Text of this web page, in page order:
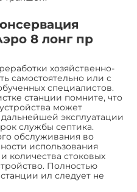
8 лонг пр
хозяйственно-
самостоятельно или с
специалистов.
станции помните, что
может
дальнейшей эксплуатации
службы септика.
обслуживания во
использования
количества стоковых
Полностью
ил следует не